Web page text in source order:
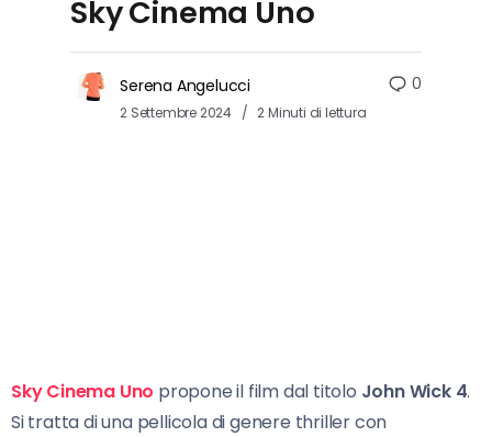
Sky Cinema Uno
Serena Angelucci
2 Settembre 2024 2 Minuti di lettura
0
Sky Cinema Uno propone il film dal titolo John Wick 4.
Si tratta di una pellicola di genere thriller con